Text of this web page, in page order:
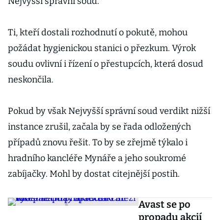
Ti, kteří dostali rozhodnutí o pokutě, mohou
požádat hygienickou stanici o přezkum. Výrok
soudu ovlivní i řízení o přestupcích, která dosud
neskončila.
Pokud by však Nejvyšší správní soud verdikt nižší
instance zrušil, začala by se řada odložených
případů znovu řešit. To by se zřejmě týkalo i
hradního kancléře Mynáře a jeho soukromé
zabíjačky. Mohl by dostat citejnější postih.
Avast se po
propadu akcií